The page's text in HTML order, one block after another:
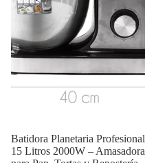
Agotado
Batidora Planetaria Profesional
15 Litros 2000W – Amasadora